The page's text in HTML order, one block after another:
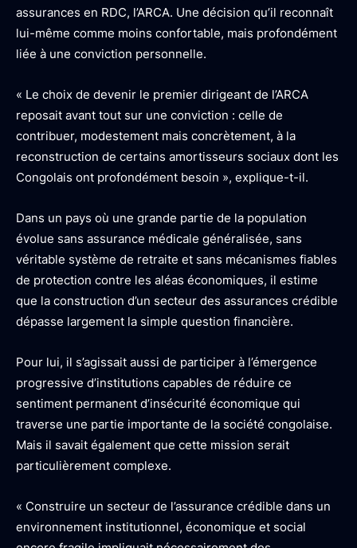
assurances en RDC, l’ARCA. Une décision qu’il reconnaît
lui-même comme moins confortable, mais profondément
liée à une conviction personnelle.
« Le choix de devenir le premier dirigeant de l’ARCA
reposait avant tout sur une conviction : celle de
contribuer, modestement mais concrètement, à la
reconstruction de certains amortisseurs sociaux dont les
Congolais ont profondément besoin », explique-t-il.
Dans un pays où une grande partie de la population
évolue sans assurance médicale généralisée, sans
véritable système de retraite et sans mécanismes fiables
de protection contre les aléas économiques, il estime
que la construction d’un secteur des assurances crédible
dépasse largement la simple question financière.
Pour lui, il s’agissait aussi de participer à l’émergence
progressive d’institutions capables de réduire ce
sentiment permanent d’insécurité économique qui
traverse une partie importante de la société congolaise.
Mais il savait également que cette mission serait
particulièrement complexe.
« Construire un secteur de l’assurance crédible dans un
environnement institutionnel, économique et social